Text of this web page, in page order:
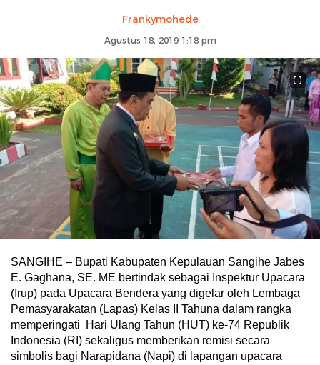
Frankymohede
Agustus 18, 2019 1:18 pm
SANGIHE – Bupati Kabupaten Kepulauan Sangihe Jabes
E. Gaghana, SE. ME bertindak sebagai Inspektur Upacara
(Irup) pada Upacara Bendera yang digelar oleh Lembaga
Pemasyarakatan (Lapas) Kelas II Tahuna dalam rangka
memperingati Hari Ulang Tahun (HUT) ke-74 Republik
Indonesia (RI) sekaligus memberikan remisi secara
simbolis bagi Narapidana (Napi) di lapangan upacara